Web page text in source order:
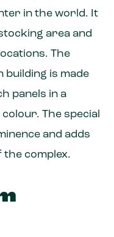
in the world. It
area and
The
building is made
panels in a
The special
and adds
complex.